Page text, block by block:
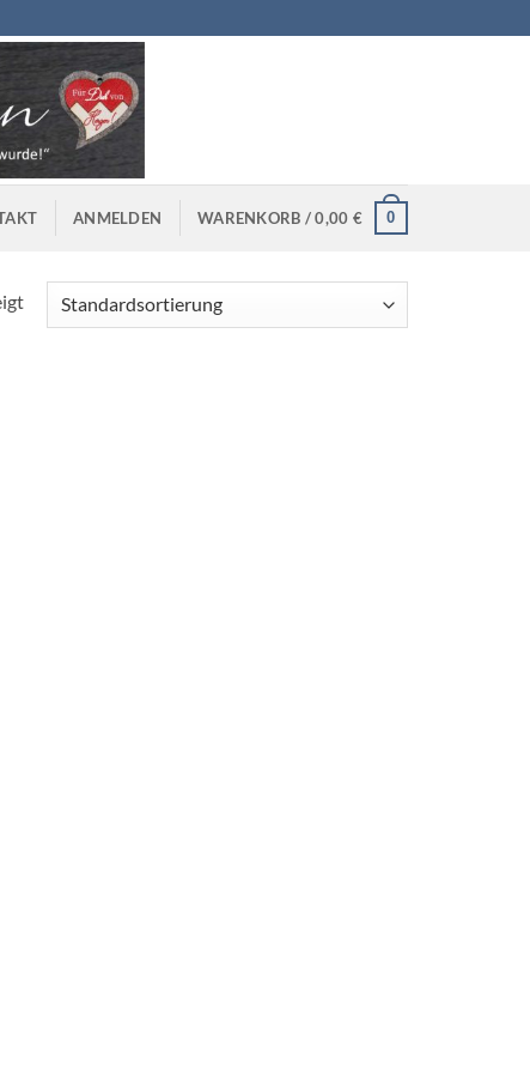
ANMELDEN WARENKORB /0,00 € 0